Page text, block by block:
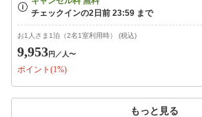
お1人さま1泊（2名1室利用時） (税込)
9,953円 ／人〜
ポイント(1%)
もっと見る